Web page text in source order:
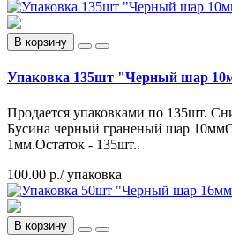
В корзину
Упаковка 135шт "Черный шар
Продается упаковками по 135шт.
Бусина черный граненый шар
1мм.Остаток - 135шт..
100.00 р./ упаковка
В корзину